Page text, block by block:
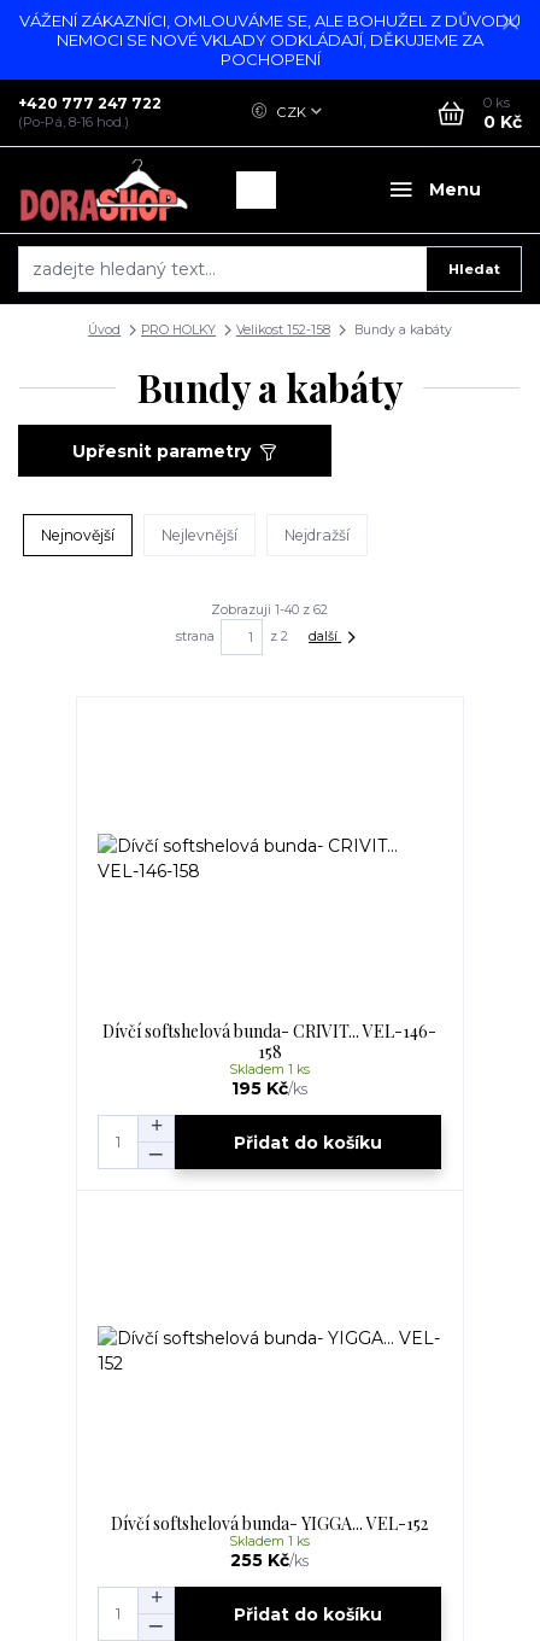
VÁŽENÍ ZÁKAZNÍCI, OMLOUVÁME SE, ALE BOHUŽEL Z DŮVODU
NEMOCI SE NOVÉ VKLADY ODKLÁDAJÍ, DĚKUJEME ZA
POCHOPENÍ
Menu
CZK
Hledat
+420 777 247 722
(Po-Pá, 8-16 hod.)
0 ks
0 Kč
Úvod PRO HOLKY Velikost 152-158 Bundy a kabáty
Bundy a kabáty
Upřesnit parametry
Nejnovější Nejlevnější Nejdražší
Zobrazuji 1-40 z 62
strana
z 2 další
Dívčí softshelová bunda- CRIVIT... VEL-146-
158
195 Kč/ks
Skladem 1 ks
Přidat do košíku
Dívčí softshelová bunda- YIGGA... VEL-152
255 Kč/ks
Skladem 1 ks
Přidat do košíku